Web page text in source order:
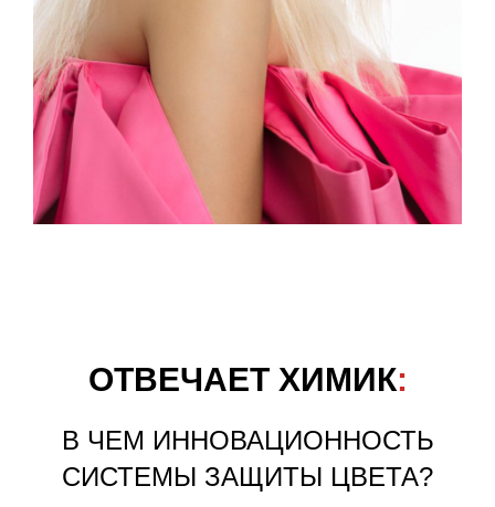
EVERLASTING.COLOUR
на 53%
улучшается гладкость волос
ОТВЕЧАЕТ ХИМИК:
В ЧЕМ ИННОВАЦИОННОСТЬ
СИСТЕМЫ ЗАЩИТЫ ЦВЕТА?